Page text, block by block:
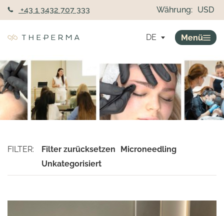
+43 1 3432 707 333 Währung: USD
DE Menü
FILTER: Filter zurücksetzen
Microneedling
Unkategorisiert